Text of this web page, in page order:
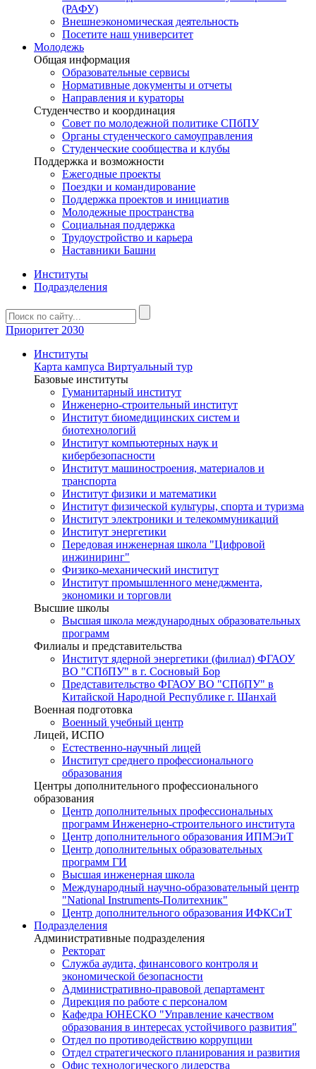
(РАФУ)
Внешнеэкономическая деятельность
Посетите наш университет
Молодежь
Общая информация
Образовательные сервисы
Нормативные документы и отчеты
Направления и кураторы
Студенчество и координация
Совет по молодежной политике СПбПУ
Органы студенческого самоуправления
Студенческие сообщества и клубы
Поддержка и возможности
Ежегодные проекты
Поездки и командирование
Поддержка проектов и инициатив
Молодежные пространства
Социальная поддержка
Трудоустройство и карьера
Наставники Башни
Институты
Подразделения
Приоритет 2030
Институты
Карта кампуса Виртуальный тур
Базовые институты
Гуманитарный институт
Инженерно-строительный институт
Институт биомедицинских систем и
биотехнологий
Институт компьютерных наук и
кибербезопасности
Институт машиностроения, материалов и
транспорта
Институт физики и математики
Институт физической культуры, спорта и туризма
Институт электроники и телекоммуникаций
Институт энергетики
Передовая инженерная школа "Цифровой
инжиниринг"
Физико-механический институт
Институт промышленного менеджмента,
экономики и торговли
Высшие школы
Высшая школа международных образовательных
программ
Филиалы и представительства
Институт ядерной энергетики (филиал) ФГАОУ
ВО "СПбПУ" в г. Сосновый Бор
Представительство ФГАОУ ВО "СПбПУ" в
Китайской Народной Республике г. Шанхай
Военная подготовка
Военный учебный центр
Лицей, ИСПО
Естественно-научный лицей
Институт среднего профессионального
образования
Центры дополнительного профессионального
образования
Центр дополнительных профессиональных
программ Инженерно-строительного института
Центр дополнительного образования ИПМЭиТ
Центр дополнительных образовательных
программ ГИ
Высшая инженерная школа
Международный научно-образовательный центр
"National Instruments-Политехник"
Центр дополнительного образования ИФКСиТ
Подразделения
Административные подразделения
Ректорат
Служба аудита, финансового контроля и
экономической безопасности
Административно-правовой департамент
Дирекция по работе с персоналом
Кафедра ЮНЕСКО "Управление качеством
образования в интересах устойчивого развития"
Отдел по противодействию коррупции
Отдел стратегического планирования и развития
Офис технологического лидерства